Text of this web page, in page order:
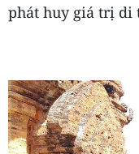
phát huy giá trị di